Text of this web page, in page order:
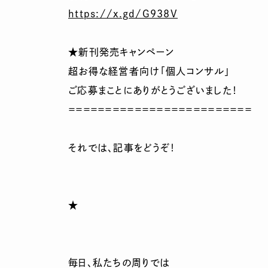
https://x.gd/G938V
★新刊発売キャンペーン
超お得な経営者向け「個人コンサル」
ご応募まことにありがとうございました！
＝＝＝＝＝＝＝＝＝＝＝＝＝＝＝＝＝＝＝＝＝＝＝＝＝
それでは、記事をどうぞ！
★
毎日、私たちの周りでは